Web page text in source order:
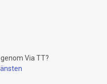
Via TT?